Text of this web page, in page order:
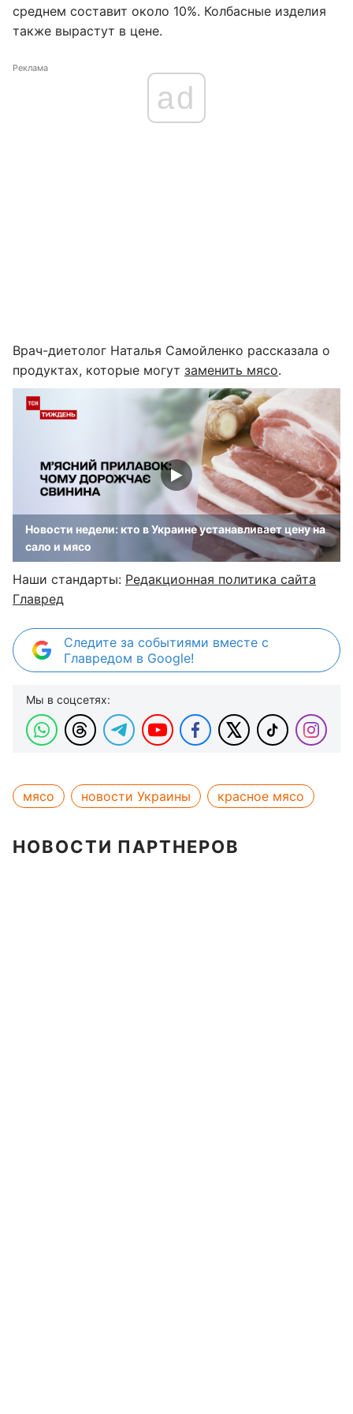
среднем составит около 10%. Колбасные изделия
также вырастут в цене.
Реклама
ad
Врач-диетолог Наталья Самойленко рассказала о
продуктах, которые могут заменить мясо.
Новости недели: кто в Украине устанавливает цену на
сало и мясо
Наши стандарты: Редакционная политика сайта
Главред
Следите за событиями вместе с
Главредом в Google!
Мы в соцсетях:
мясо новости Украины красное мясо
НОВОСТИ ПАРТНЕРОВ